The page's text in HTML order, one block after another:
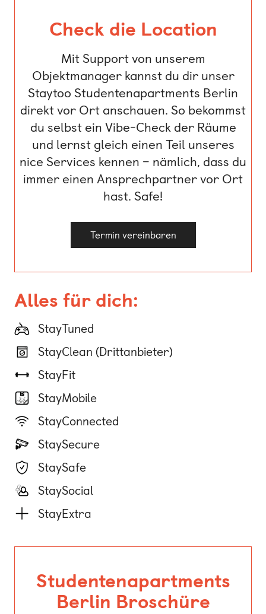
Check die Location
Mit Support von unserem
Objektmanager kannst du dir unser
Staytoo Studentenapartments Berlin
direkt vor Ort anschauen. So bekommst
du selbst ein Vibe-Check der Räume
und lernst gleich einen Teil unseres
nice Services kennen – nämlich, dass du
immer einen Ansprechpartner vor Ort
hast. Safe!
Termin vereinbaren
Alles für dich:
StayTuned
StayClean (Drittanbieter)
StayFit
StayMobile
StayConnected
StaySecure
StaySafe
StaySocial
StayExtra
Studentenapartments
Berlin Broschüre